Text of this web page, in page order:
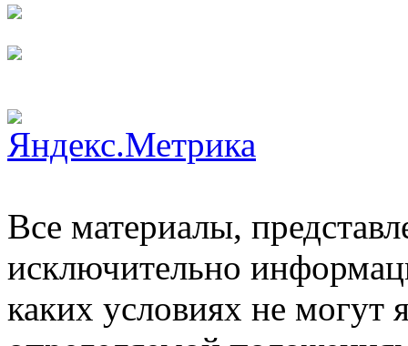
Все материалы,
исключительно
каких условиях не могут